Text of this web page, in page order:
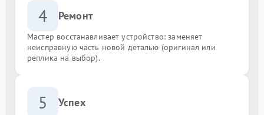
4 Ремонт
Мастер восстанавливает устройство: заменяет
неисправную часть новой деталью (оригинал или
реплика на выбор).
5 Успех